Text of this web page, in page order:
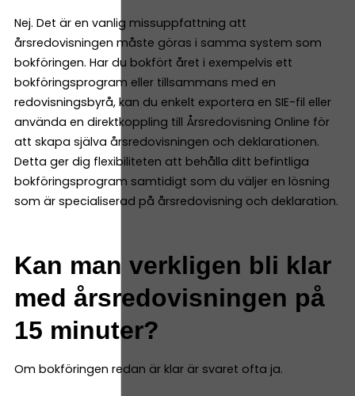
Nej. Det är en vanlig missuppfattning att
årsredovisningen måste göras i samma system som
bokföringen. Har du bokfört året i exempelvis ett
bokföringsprogram eller tillsammans med en
redovisningsbyrå, kan du enkelt exportera en SIE-fil eller
använda en direktkoppling till Årsredovisning Online för
att skapa själva årsredovisningen och deklarationen.
Detta ger dig flexibiliteten att behålla ditt befintliga
bokföringsprogram samtidigt som du väljer en lösning
som är specialiserad på årsredovisning och deklaration.
Kan man verkligen bli klar
med årsredovisningen på
15 minuter?
Om bokföringen redan är klar är svaret ofta ja.